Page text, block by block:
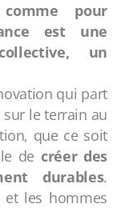
pour
est une
un
qui part
le terrain au
que ce soit
de créer des
durables.
les hommes